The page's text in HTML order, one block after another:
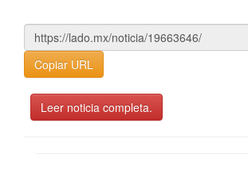
Copiar URL
Leer noticia completa.